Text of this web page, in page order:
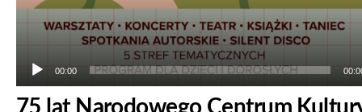
00:00
75 lat Narodowego Centrum